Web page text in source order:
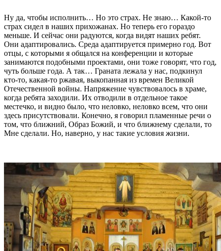
Ну да, чтобы исполнить… Но это страх. Не знаю… Какой-то
страх сидел в наших прихожанах. Но теперь его гораздо
меньше. И сейчас они радуются, когда видят наших ребят.
Они адаптировались. Среда адаптируется примерно год. Вот
отцы, с которыми я общался на конференции и которые
занимаются подобными проектами, они тоже говорят, что год,
чуть больше года. А так… Граната лежала у нас, подкинул
кто-то, какая-то ржавая, выкопанная из времен Великой
Отечественной войны. Напряжение чувствовалось в храме,
когда ребята заходили. Их отводили в отдельное такое
местечко, и видно было, что неловко, неловко всем, что они
здесь присутствовали. Конечно, я говорил пламенные речи о
том, что ближний, Образ Божий, и что ближнему сделали, то
Мне сделали. Но, наверно, у нас такие условия жизни.